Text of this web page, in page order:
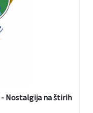
- Nostalgija na štirih